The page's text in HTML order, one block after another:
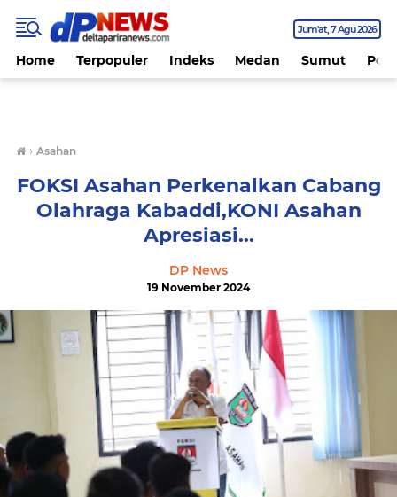
Jum'at 7 Agu 2026
Home Terpopuler Indeks Medan Sumut
› Asahan
FOKSI Asahan Perkenalkan Cabang
Olahraga Kabaddi,KONI Asahan
Apresiasi...
DP News
19 November 2024